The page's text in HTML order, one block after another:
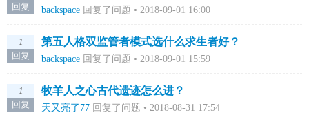
回复
backspace 回复了问题 • 2018-09-01 16:00
1
回复
第五人格双监管者模式选什么求生者好？
backspace 回复了问题 • 2018-09-01 15:59
1
回复
牧羊人之心古代遗迹怎么进？
天又亮了77 回复了问题 • 2018-08-31 17:54